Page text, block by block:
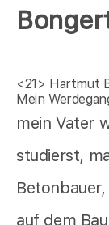
<21> Hartmut
Mein
mein Vater
studierst,
auf dem